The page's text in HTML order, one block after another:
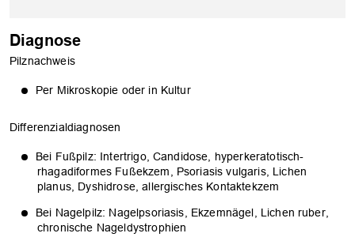
OK
Diagnose
Pilznachweis
Per Mikroskopie oder in Kultur
Differenzialdiagnosen
Bei Fußpilz: Intertrigo, Candidose, hyperkeratotisch-
rhagadiformes Fußekzem, Psoriasis vulgaris, Lichen
planus, Dyshidrose, allergisches Kontaktekzem
Bei Nagelpilz: Nagelpsoriasis, Ekzemnägel, Lichen ruber,
chronische Nageldystrophien